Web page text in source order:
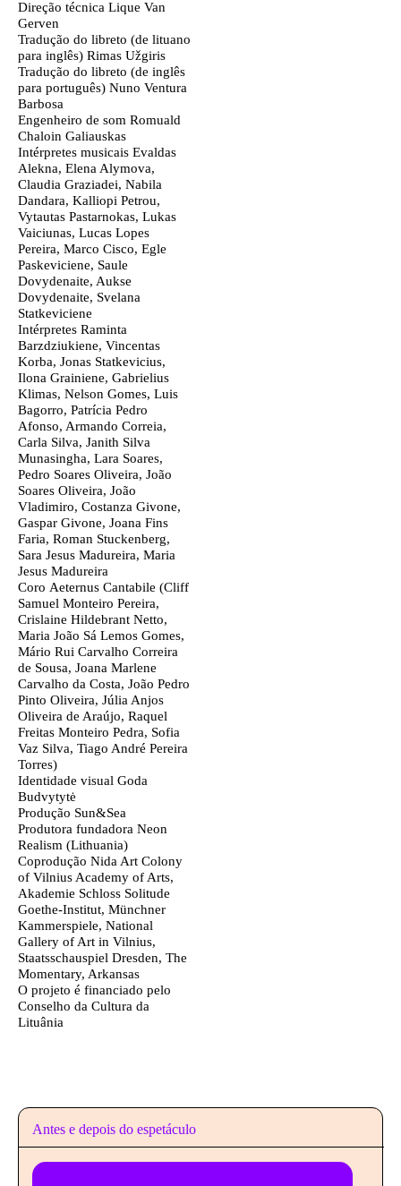
Direção técnica Lique Van
Gerven
Tradução do libreto (de lituano
para inglês) Rimas Užgiris
Tradução do libreto (de inglês
para português) Nuno Ventura
Barbosa
Engenheiro de som Romuald
Chaloin Galiauskas
Intérpretes musicais Evaldas
Alekna, Elena Alymova,
Claudia Graziadei, Nabila
Dandara, Kalliopi Petrou,
Vytautas Pastarnokas, Lukas
Vaiciunas, Lucas Lopes
Pereira, Marco Cisco, Egle
Paskeviciene, Saule
Dovydenaite, Aukse
Dovydenaite, Svelana
Statkeviciene
Intérpretes Raminta
Barzdziukiene, Vincentas
Korba, Jonas Statkevicius,
Ilona Grainiene, Gabrielius
Klimas, Nelson Gomes, Luis
Bagorro, Patrícia Pedro
Afonso, Armando Correia,
Carla Silva, Janith Silva
Munasingha, Lara Soares,
Pedro Soares Oliveira, João
Soares Oliveira, João
Vladimiro, Costanza Givone,
Gaspar Givone, Joana Fins
Faria, Roman Stuckenberg,
Sara Jesus Madureira, Maria
Jesus Madureira
Coro Aeternus Cantabile (Cliff
Samuel Monteiro Pereira,
Crislaine Hildebrant Netto,
Maria João Sá Lemos Gomes,
Mário Rui Carvalho Correira
de Sousa, Joana Marlene
Carvalho da Costa, João Pedro
Pinto Oliveira, Júlia Anjos
Oliveira de Araújo, Raquel
Freitas Monteiro Pedra, Sofia
Vaz Silva, Tiago André Pereira
Torres)
Identidade visual Goda
Budvytytė
Produção Sun&Sea
Produtora fundadora Neon
Realism (Lithuania)
Coprodução Nida Art Colony
of Vilnius Academy of Arts,
Akademie Schloss Solitude
Goethe-Institut, Münchner
Kammerspiele, National
Gallery of Art in Vilnius,
Staatsschauspiel Dresden, The
Momentary, Arkansas
O projeto é financiado pelo
Conselho da Cultura da
Lituânia
Antes e depois do espetáculo